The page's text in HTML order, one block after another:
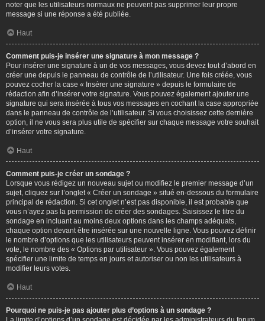
noter que les utilisateurs normaux ne peuvent pas supprimer leur propre
message si une réponse a été publiée.
Haut
Comment puis-je insérer une signature à mon message ?
Pour insérer une signature à un de vos messages, vous devez tout d’abord en
créer une depuis le panneau de contrôle de l’utilisateur. Une fois créée, vous
pouvez cocher la case « Insérer une signature » depuis le formulaire de
rédaction afin d’insérer votre signature. Vous pouvez également ajouter une
signature qui sera insérée à tous vos messages en cochant la case appropriée
dans le panneau de contrôle de l’utilisateur. Si vous choisissez cette dernière
option, il ne vous sera plus utile de spécifier sur chaque message votre souhait
d’insérer votre signature.
Haut
Comment puis-je créer un sondage ?
Lorsque vous rédigez un nouveau sujet ou modifiez le premier message d’un
sujet, cliquez sur l’onglet « Créer un sondage » situé en-dessous du formulaire
principal de rédaction. Si cet onglet n’est pas disponible, il est probable que
vous n’ayez pas la permission de créer des sondages. Saisissez le titre du
sondage en incluant au moins deux options dans les champs adéquats,
chaque option devant être insérée sur une nouvelle ligne. Vous pouvez définir
le nombre d’options que les utilisateurs peuvent insérer en modifiant, lors du
vote, le nombre des « Options par utilisateur ». Vous pouvez également
spécifier une limite de temps en jours et autoriser ou non les utilisateurs à
modifier leurs votes.
Haut
Pourquoi ne puis-je pas ajouter plus d’options à un sondage ?